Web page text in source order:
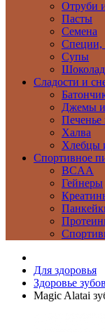
Отруби
Пасты
Семена
Специи,
Супы
Шоколад
Сладости и
Джемы и
Печенье
Халва
Хлебцы
Спортивное
BCAA
Гейнеры
Для здоровья
Здоровье зубов
Magic Alatai